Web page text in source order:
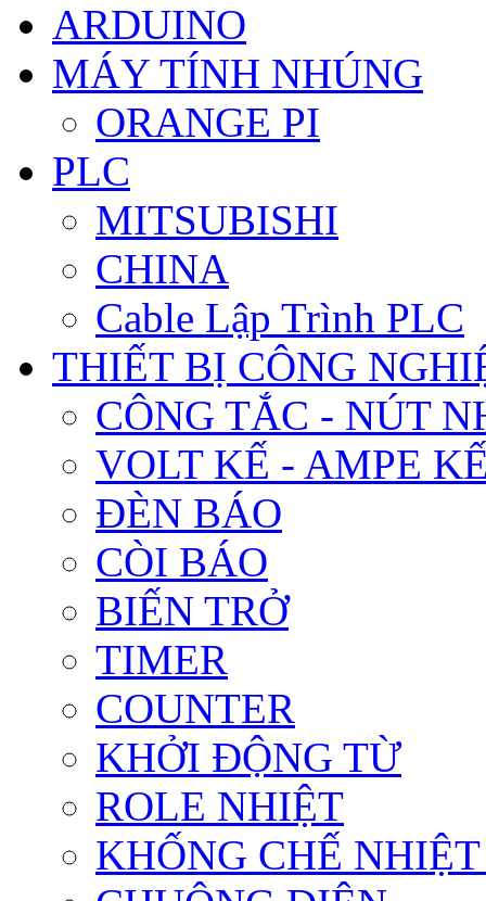
ARDUINO
MÁY TÍNH NHÚNG
ORANGE PI
PLC
MITSUBISHI
CHINA
Cable Lập Trình PLC
THIẾT BỊ CÔNG
CÔNG TẮC - NÚT
VOLT KẾ - AMPE
ĐÈN BÁO
CÒI BÁO
BIẾN TRỞ
TIMER
COUNTER
KHỞI ĐỘNG TỪ
ROLE NHIỆT
KHỐNG CHẾ